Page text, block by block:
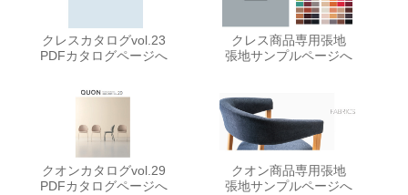
クレスカタログvol.23
PDFカタログページへ
クレス商品専用張地
張地サンプルページへ
クオンカタログvol.29
PDFカタログページへ
クオン商品専用張地
張地サンプルページへ